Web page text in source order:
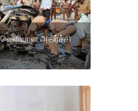
வெளியான அதிர்ச்சி